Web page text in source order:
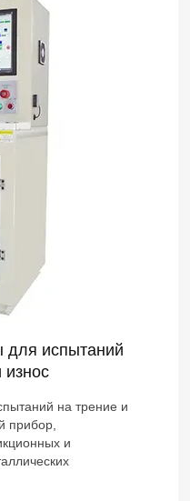
испытаний
износ
на трение и
прибор,
и